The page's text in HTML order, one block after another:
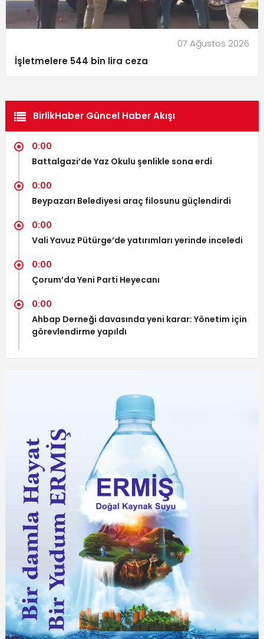
07 Ağustos 2026
İşletmelere 544 bin lira ceza
BirlikHaber Güncel Haber Akışı
0:00
Battalgazi’de Yaz Okulu şenlikle sona erdi
0:00
Beypazarı Belediyesi araç filosunu güçlendirdi
0:00
Vali Yavuz Pütürge’de yatırımları yerinde inceledi
0:00
Çorum’da Yeni Parti Heyecanı
0:00
Ahbap Derneği davasında yeni karar: Yönetim için
görevlendirme yapıldı